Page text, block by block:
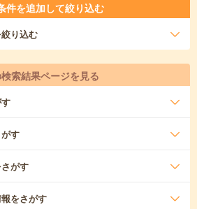
件を追加して絞り込む
り込む
索結果ページを見る
す
がす
をさがす